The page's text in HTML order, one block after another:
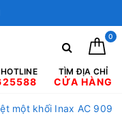
0
TÌM ĐỊA CHỈ
CỬA HÀNG
một khối Inax AC 909